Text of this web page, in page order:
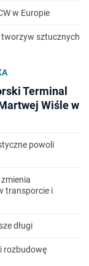
w Europie
tworzyw sztucznych
Terminal
Wiśle w
powoli
transporcie i
długi
rozbudowę